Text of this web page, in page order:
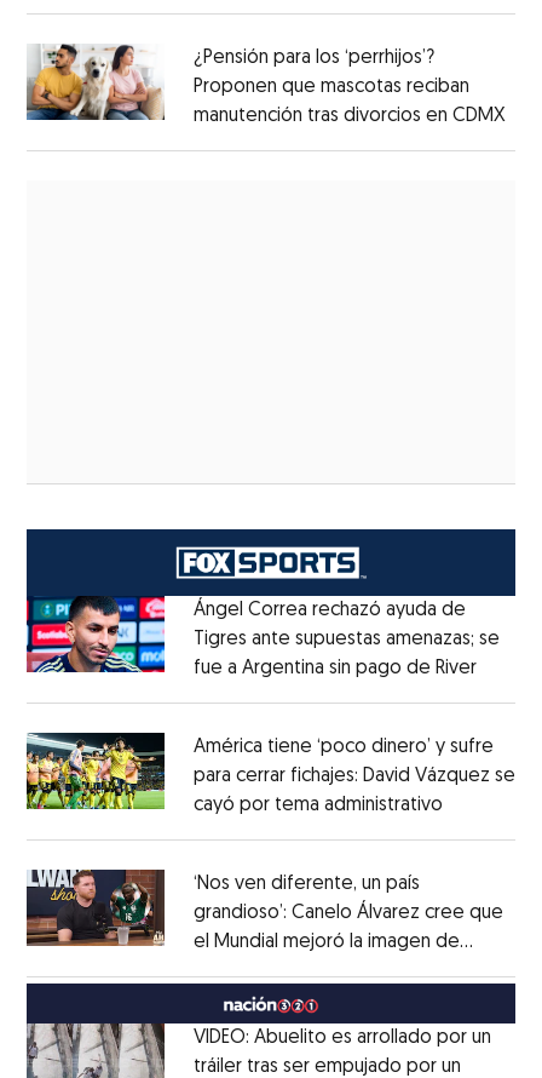
¿Pensión para los ‘perrhijos’?
Proponen que mascotas reciban
manutención tras divorcios en CDMX
Ángel Correa rechazó ayuda de
Tigres ante supuestas amenazas; se
fue a Argentina sin pago de RiverOpens
América tiene ‘poco dinero’ y sufre
para cerrar fichajes: David Vázquez se
cayó por tema administrativo
‘Nos ven diferente, un país
grandioso’: Canelo Álvarez cree que
el Mundial mejoró la imagen de
VIDEO: Abuelito es arrollado por un
tráiler tras ser empujado por un